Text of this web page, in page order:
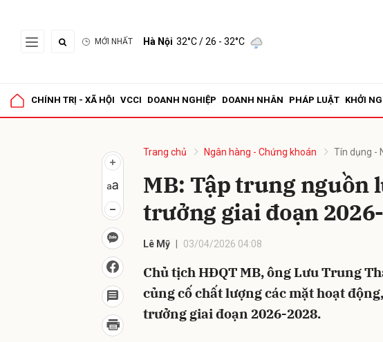
MỚI NHẤT Hà Nội 32°C/ 26 - 32°C
CHÍNH TRỊ - XÃ HỘI VCCI DOANH NGHIỆP DOANH NHÂN PHÁP LUẬT KHỞI
Trang chủ Ngân hàng - Chứng khoán Tín dụng -
MB: Tập trung nguồn
trưởng giai đoạn
Lê Mỹ 03/04/2026 04:08
Chủ tịch HĐQT MB, ông Lưu Trung
củng cố chất lượng các mặt hoạt
trưởng giai đoạn 2026-2028.